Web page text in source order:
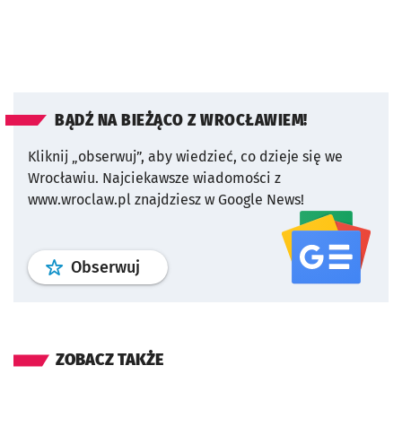
BĄDŹ NA BIEŻĄCO Z WROCŁAWIEM!
Kliknij „obserwuj”, aby wiedzieć, co dzieje się we
Wrocławiu. Najciekawsze wiadomości z
www.wroclaw.pl znajdziesz w Google News!
Obserwuj profil serwisu
ZOBACZ TAKŻE